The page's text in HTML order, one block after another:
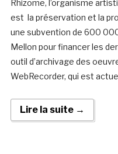
Rhizome, l’organisme
est la préservation et la
une subvention de 600
Mellon pour financer les
outil d’archivage des
WebRecorder, qui est
Lire la suite →